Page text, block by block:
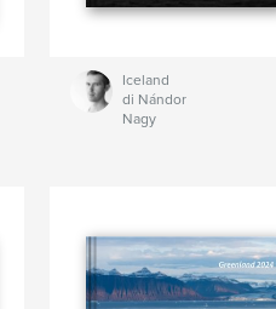
Iceland
di Nándor
Nagy